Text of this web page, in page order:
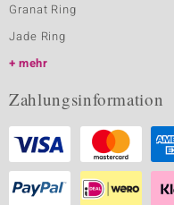
Granat Ring
Jade Ring
mehr
Zahlungsinformation